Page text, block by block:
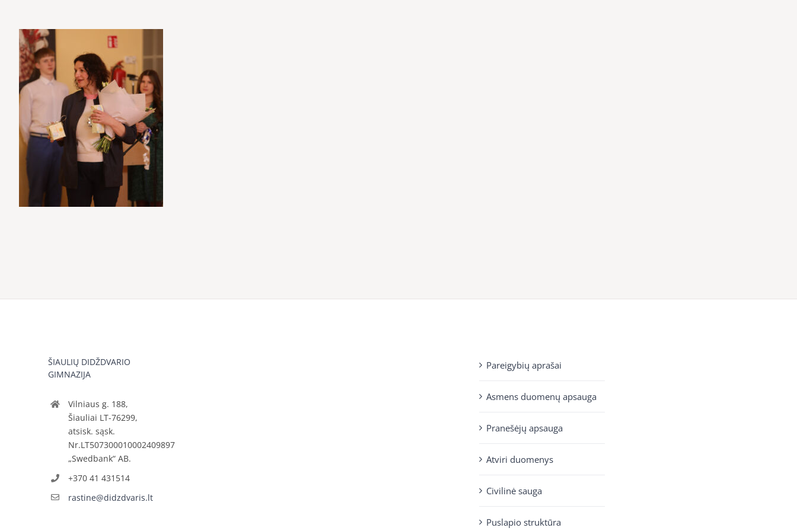
ŠIAULIŲ DIDŽDVARIO
GIMNAZIJA
Vilniaus g. 188,
Šiauliai LT-76299,
atsisk. sąsk.
Nr.LT507300010002409897
„Swedbank“ AB.
+370 41 431514
rastine@didzdvaris.lt
Pareigybių aprašai
Asmens duomenų apsauga
Pranešėjų apsauga
Atviri duomenys
Civilinė sauga
Puslapio struktūra